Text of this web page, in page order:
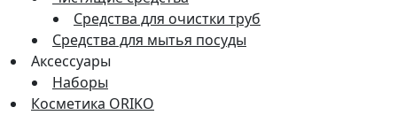
Средства для очистки труб
Средства для мытья посуды
Аксессуары
Наборы
Косметика ORIKO